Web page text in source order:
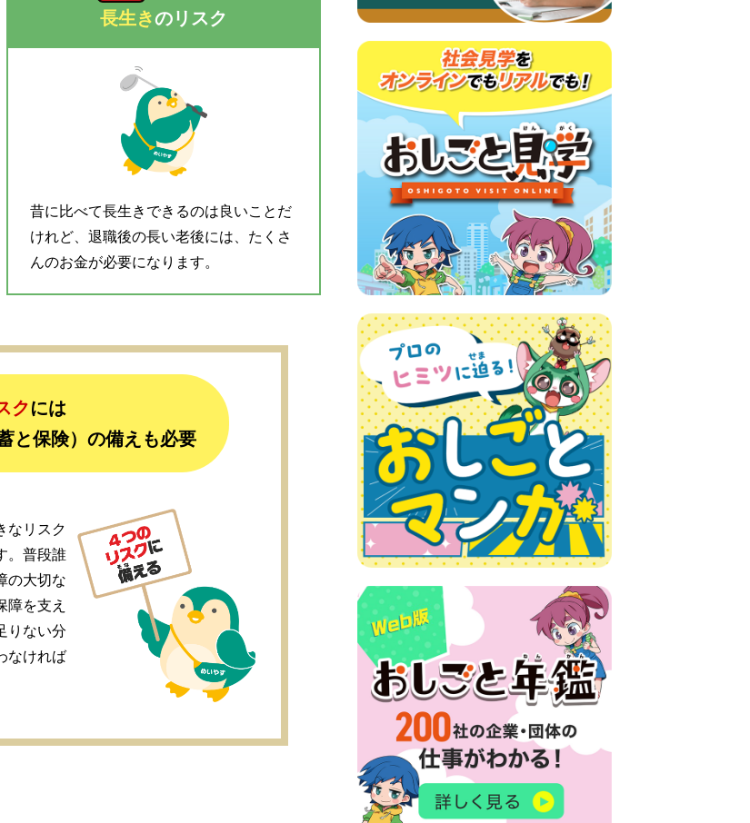
長生きのリスク
昔に比べて長生きできるのは良いことだ
けれど、退職後の長い老後には、たくさ
んのお金が必要になります。
クには
と保険）の備えも必要
なリスク
。普段誰
の大切な
障を支え
りない分
なければ